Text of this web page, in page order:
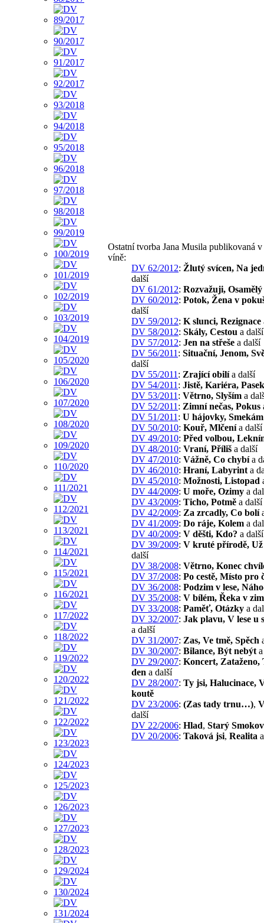
Ostatní tvorba Jana Musila publikovaná
víně:
DV 62/2012: Žlutý svícen, Na
další
DV 61/2012: Rozvažuji, Osamělý
DV 60/2012: Potok, Žena v
další
DV 59/2012: K slunci, Rezignace
DV 58/2012: Skály, Cestou a další
DV 57/2012: Jen na střeše a další
DV 56/2011 : Situační, Jenom,
další
DV 55/2011 : Zrající obilía další
DV 54/2011 : Jistě, Kariéra,
DV 53/2011 : Větrno, Slyším a
DV 52/2011 : Zimní nečas, Pokus
DV 51/2011 : U hájovky, Smekám
DV 50/2010: Kouř, Mlčenía další
DV 49/2010: Před volbou,
DV 48/2010: Vraní, Příliš a další
DV 47/2010: Vážně, Co chybía
DV 46/2010: Hraní, Labyrint a
DV 45/2010: Možnosti, Listopad
DV 44/2009: U moře, Ozimy a
DV 43/2009: Ticho, Potmě a další
DV 42/2009: Za zrcadly, Co bolí
DV 41/2009: Do ráje, Kolem a
DV 40/2009: V děšti, Kdo? a další
DV 39/2009: V kruté přírodě,
další
DV 38/2008: Větrno, Konec
DV 37/2008: Po cestě, Místo pro
DV 36/2008: Podzim v lese,
DV 35/2008: V bílém, Řeka v
DV 33/2008: Paměť, Otázky a
DV 32/2007: Jak plavu, V lese u
a další
DV 31/2007: Zas, Ve tmě, Spěch
DV 30/2007: Bilance, Být nebýt
DV 29/2007: Koncert, Zataženo,
den a další
DV 28/2007: Ty jsi, Halucinace,
koutě
DV 23/2006: (Zas tady trnu…),
další
DV 22/2006: Hlad, Starý
DV 20/2006: Taková jsi, Realita